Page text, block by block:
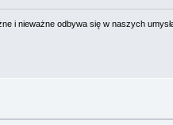
i nieważne odbywa się w naszych